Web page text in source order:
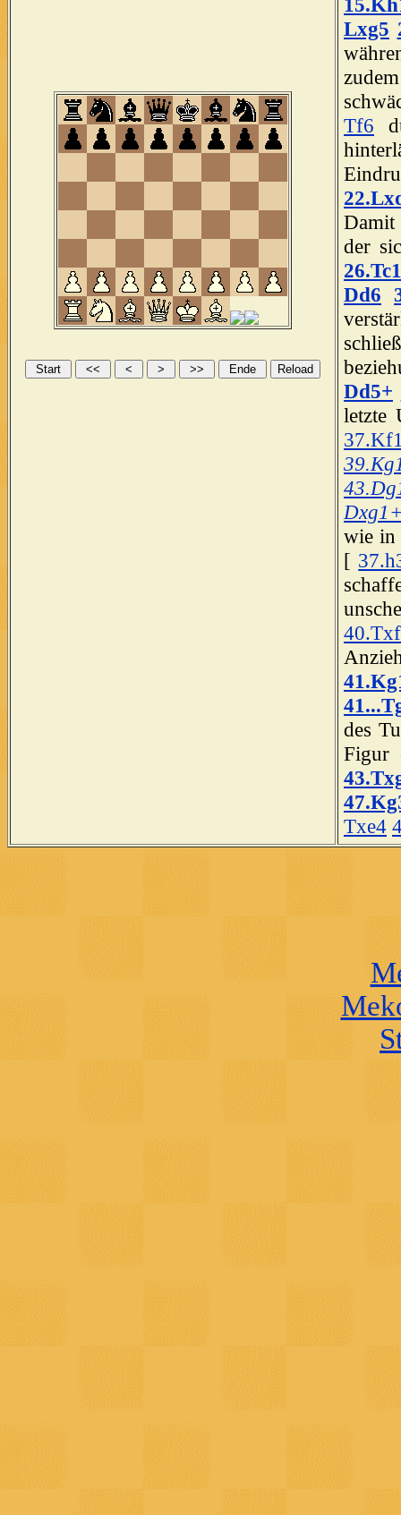
Lxg5
Tf6
Damit
der
26.Tc1
Dd6
Dd5+
letzte
wie in
[
des
Figur
Txe4